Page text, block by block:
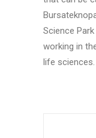
Science
working in
life sciences.